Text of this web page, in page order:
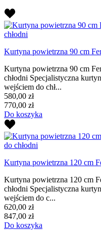
Kurtyna powietrzna 90 cm
Kurtyna powietrzna 90 cm
chłodni Specjalistyczna
wejściem do chł...
580,00 zł
770,00 zł
Do koszyka
Kurtyna powietrzna 120 cm
Kurtyna powietrzna 120 cm
chłodni Specjalistyczna
wejściem do c...
620,00 zł
847,00 zł
Do koszyka